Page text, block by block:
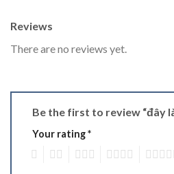
Reviews
There are no reviews yet.
Be the first to review “đây
Your rating*